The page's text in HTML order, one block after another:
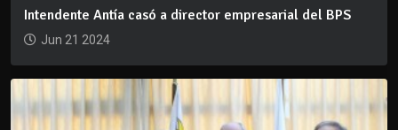
Intendente Antía casó a director empresarial del BPS
Jun 21 2024